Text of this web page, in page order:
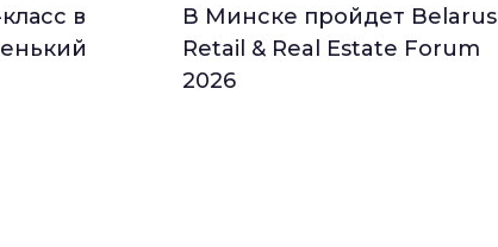
в
В Минске пройдет Belarus
Retail & Real Estate Forum
2026